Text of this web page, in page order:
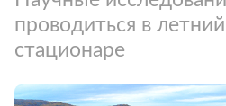
проводиться в
стационаре